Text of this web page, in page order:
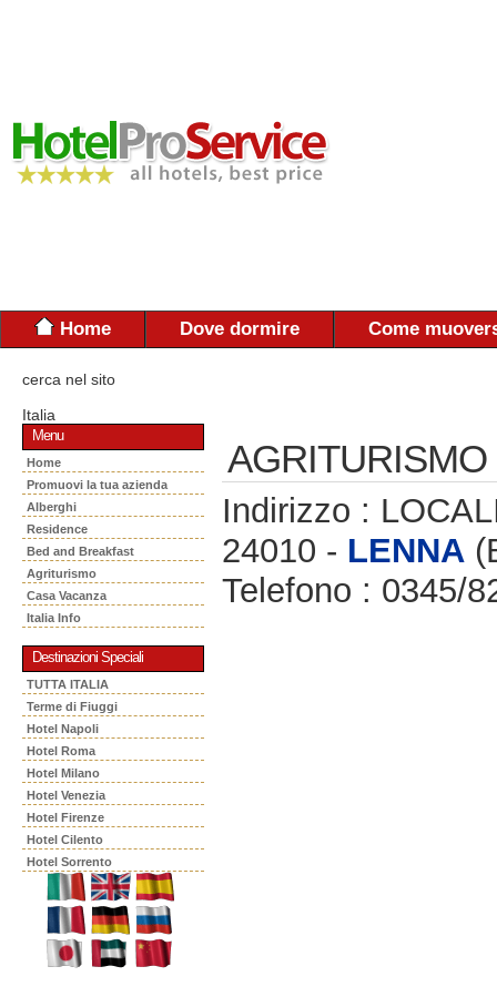
Home Dove dormire Come
cerca nel sito
Italia
Menu
Home
Promuovi la tua azienda
Alberghi
Residence
Bed and Breakfast
Agriturismo
Casa Vacanza
Italia Info
Destinazioni Speciali
TUTTA ITALIA
Terme di Fiuggi
Hotel Napoli
Hotel Roma
Hotel Milano
Hotel Venezia
Hotel Firenze
Hotel Cilento
Hotel Sorrento
Indirizzo :
24010 - LENNA
Telefono : 0345/